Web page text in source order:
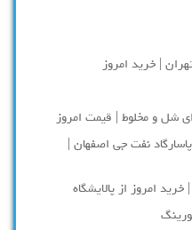
| خرید امروز
شل و مخلوط | قیمت امروز
خرید قیر بشکه ای 60 70 پاسارگاد نفت جی اصفهان |
امروز از پالایشگاه